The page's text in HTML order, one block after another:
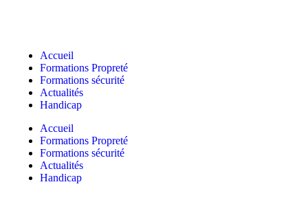
Accueil
Formations Propreté
Formations sécurité
Actualités
Handicap
Accueil
Formations Propreté
Formations sécurité
Actualités
Handicap